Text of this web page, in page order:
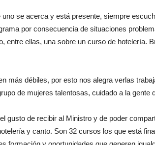
uno se acerca y está presente, siempre
por consecuencia de situaciones
entre ellas, una sobre un curso de hotelería.
más débiles, por esto nos alegra verlas
de mujeres talentosas, cuidado a la
gusto de recibir al Ministro y de poder
y canto. Son 32 cursos los que está